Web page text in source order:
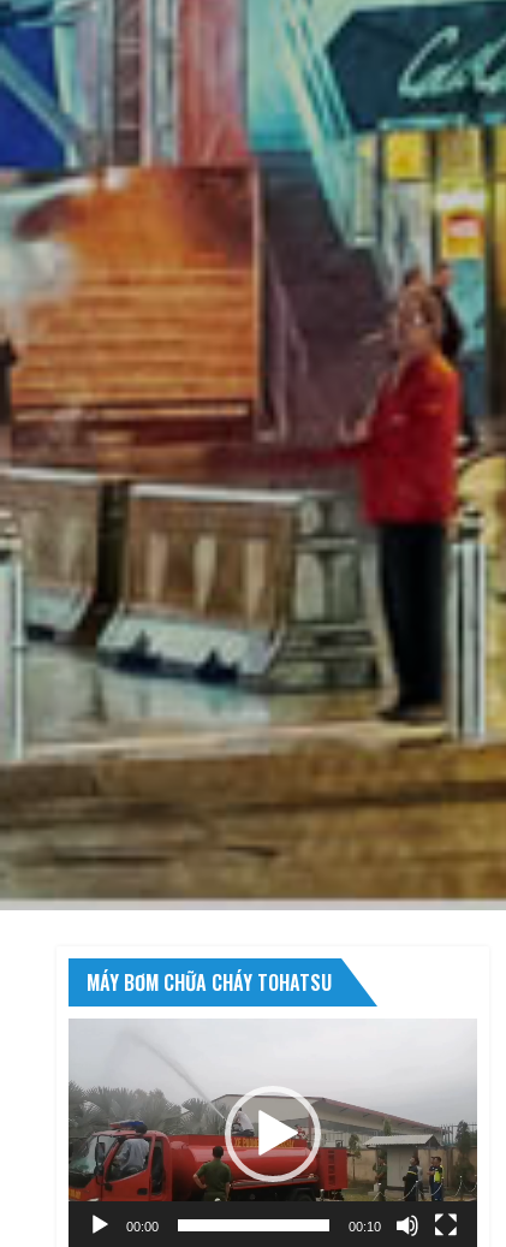
MÁY BƠM CHỮA CHÁY TOHATSU
Video
00:00 00:10